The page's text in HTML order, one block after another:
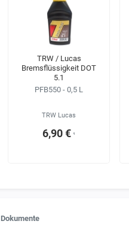
TRW / Lucas
Bremsflüssigkeit DOT
5.1
PFB550 - 0,5 L
TRW Lucas
6,90 € ¹
Dokumente